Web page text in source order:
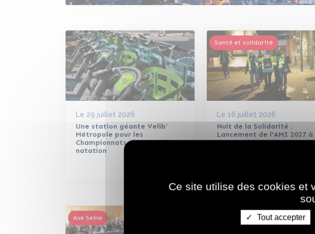
Une station géante Velib’
Métropole pour les
Championnats d’Europe de
natation
Le 29 juillet 2026
Nuit de la Solidarité :
Lancement de l'AMI 2027 à
destination des communes
Le 16 juillet 2026
Santé et solidarité
Axe Seine
Ce site utilise des cookies et
Tout accepter